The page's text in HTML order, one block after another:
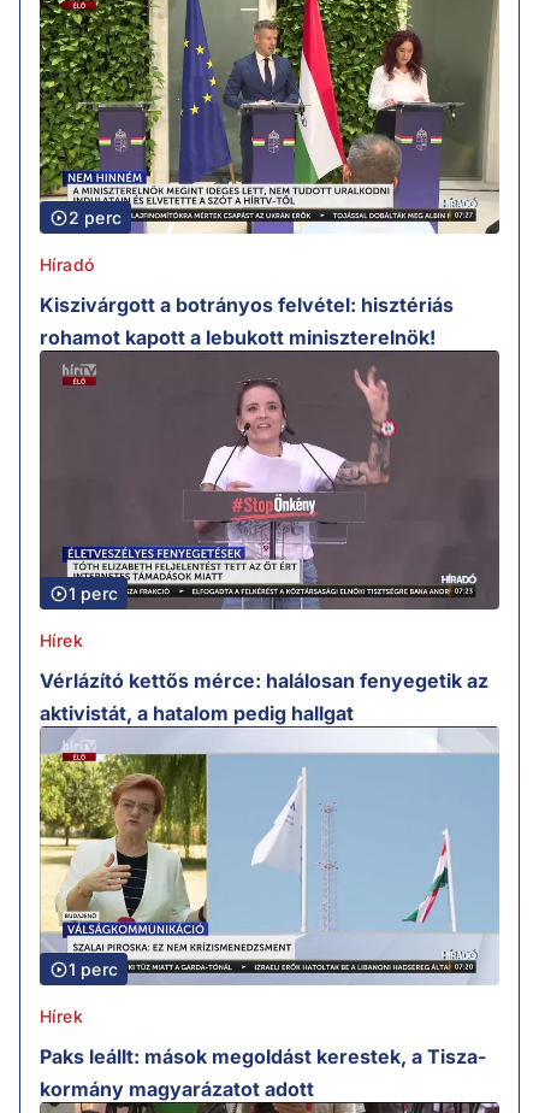
2 perc
Híradó
Kiszivárgott a botrányos felvétel: hisztériás
rohamot kapott a lebukott miniszterelnök!
1 perc
Hírek
Vérlázító kettős mérce: halálosan fenyegetik az
aktivistát, a hatalom pedig hallgat
1 perc
Hírek
Paks leállt: mások megoldást kerestek, a Tisza-
kormány magyarázatot adott